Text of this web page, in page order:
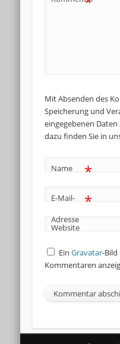
Mit Absenden des
Speicherung und
eingegebenen
dazu finden Sie in
Name *
E-Mail-
Adresse
*
Website
Ein Gravatar-Bild
Kommentaren